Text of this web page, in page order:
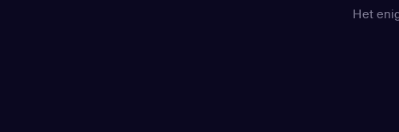
Het